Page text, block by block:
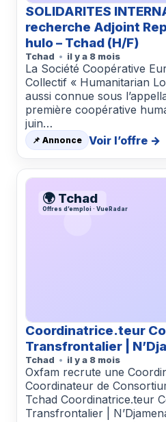
SOLIDARITES
recherche Adjoint
hulo – Tchad (H/F)
Tchad il y a 8 mois
La Société Coopérative
Collectif « Humanitarian
aussi connue sous
première coopérative
juin…
📌 Annonce Voir l’offre →
🌍 Tchad
Offres d’emploi · VueRadar
Coordinatrice.teur
Transfrontalier |
Tchad il y a 8 mois
Oxfam recrute une
Coordinateur de
Tchad Coordinatrice.teur
Transfrontalier |